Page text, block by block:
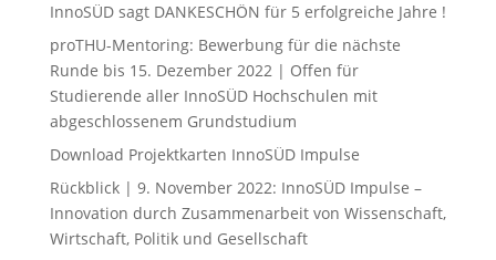
InnoSÜD sagt DANKESCHÖN für 5 erfolgreiche Jahre !
proTHU-Mentoring: Bewerbung für die nächste
Runde bis 15. Dezember 2022 | Offen für
Studierende aller InnoSÜD Hochschulen mit
abgeschlossenem Grundstudium
Download Projektkarten InnoSÜD Impulse
Rückblick | 9. November 2022: InnoSÜD Impulse –
Innovation durch Zusammenarbeit von Wissenschaft,
Wirtschaft, Politik und Gesellschaft